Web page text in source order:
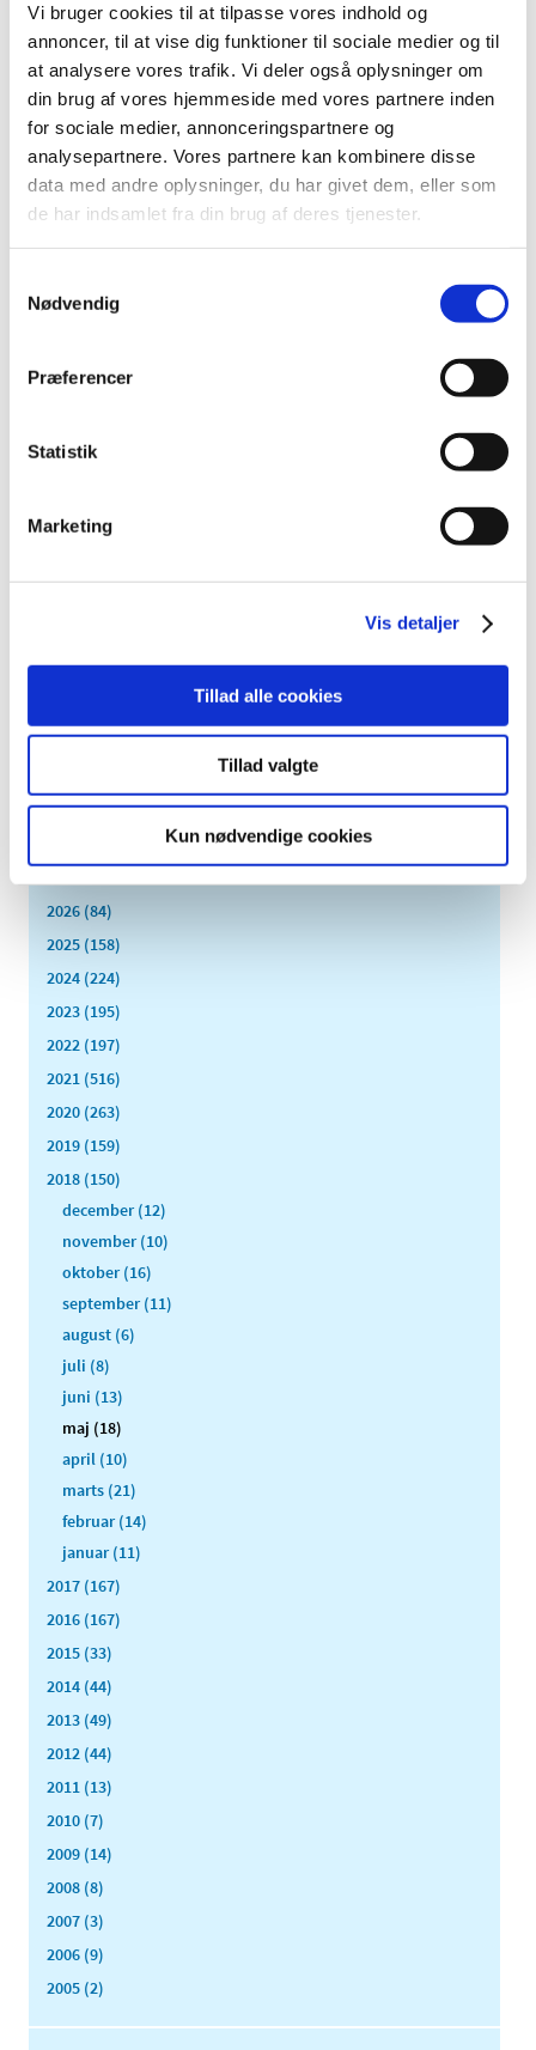
Vi bruger cookies til at tilpasse vores indhold og
annoncer, til at vise dig funktioner til sociale medier og til
at analysere vores trafik. Vi deler også oplysninger om
din brug af vores hjemmeside med vores partnere inden
for sociale medier, annonceringspartnere og
analysepartnere. Vores partnere kan kombinere disse
data med andre oplysninger, du har givet dem, eller som
de har indsamlet fra din brug af deres tjenester.
Nødvendig
Præferencer
Statistik
Marketing
Vis detaljer
Tillad alle cookies
Tillad valgte
Kun nødvendige cookies
|
Bevillingen til at drive Brædstrup Apotek er ledig pr. 1.
januar 2019. Brædstrup Apotek er beliggende i
Stor stigning i antal kliniske forsøg i Danmark
|7. maj 2018|
Antallet af ansøgninger om kliniske forsøg med
Ozempic® får generelt klausuleret tilskud
Lægemiddelstyrelsen har besluttet, at Ozempic skal have
generelt klausuleret tilskud. Ozempic indeholder
Høring over forslag til tilskudsstatus for
|2. maj 2018
Medicintilskudsnævnet er i gang med at revurdere
Dansk-japansk samarbejde om bedre brug af
sundhedsdata
Lægemiddelstyrelsen og ledende repræsentanter fra det
2026 (84)
2025 (158)
2024 (224)
2023 (195)
2022 (197)
2021 (516)
2020 (263)
2019 (159)
2018 (150)
december (12)
november (10)
oktober (16)
september (11)
august (6)
juli (8)
juni (13)
maj (18)
april (10)
marts (21)
februar (14)
januar (11)
2017 (167)
2016 (167)
2015 (33)
2014 (44)
2013 (49)
2012 (44)
2011 (13)
2010 (7)
2009 (14)
2008 (8)
2007 (3)
2006 (9)
2005 (2)